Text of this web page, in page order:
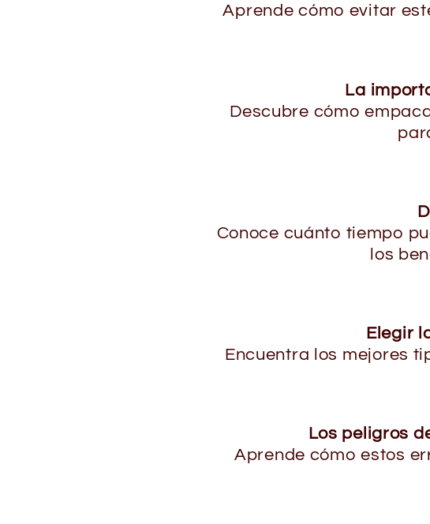
Aprende cómo evitar
La
Descubre cómo
Conoce cuánto tiempo
los
Elegir
Encuentra los mejores
Los peligros
Aprende cómo estos